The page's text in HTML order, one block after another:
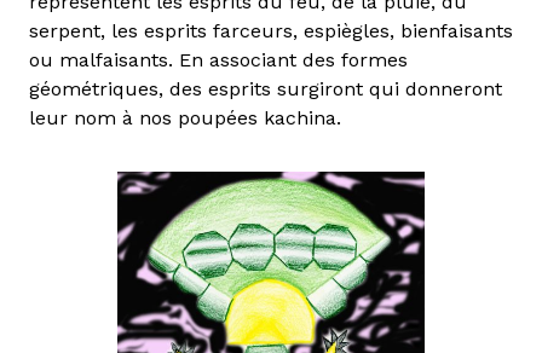
serpent, les esprits farceurs, espiègles, bienfaisants
ou malfaisants. En associant des formes
géométriques, des esprits surgiront qui donneront
leur nom à nos poupées kachina.